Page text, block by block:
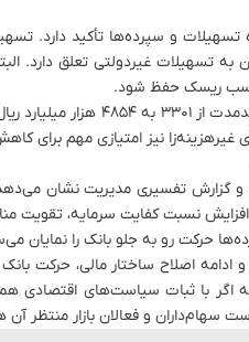
آن به تسهیلات غیردولتی تعلق
در حوزه سپرده‌ها نیز افزایش
نسبت کفایت سرمایه، تقویت
حرکت رو به جلو بانک را نمایان
با ثبات سیاست‌های اقتصادی همراه
سهام‌داران و فعالان بازار منتظر